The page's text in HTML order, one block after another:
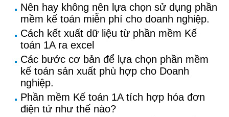
Nên hay không nên lựa chọn sử dụng phần
mềm kế toán miễn phí cho doanh nghiệp.
Cách kết xuất dữ liệu từ phần mềm Kế
toán 1A ra excel
Các bước cơ bản để lựa chọn phần mềm
kế toán sản xuất phù hợp cho Doanh
nghiệp.
Phần mềm Kế toán 1A tích hợp hóa đơn
điện tử như thế nào?